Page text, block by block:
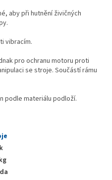
aby při hutnění živičných
vibracím.
pro ochranu motoru proti
se stroje. Součástí rámu
podle materiálu podloží.